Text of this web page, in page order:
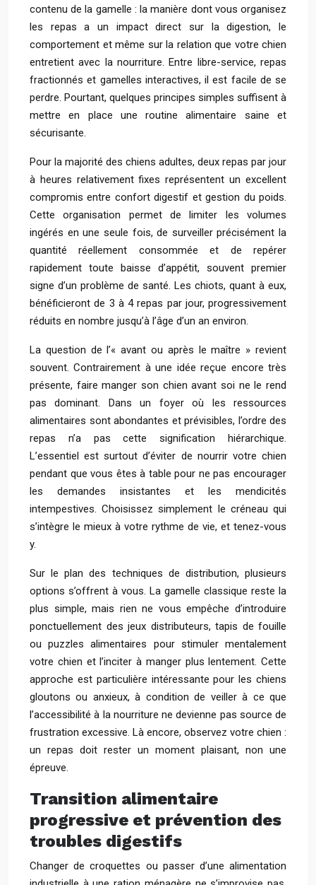
contenu de la gamelle : la manière dont vous organisez
les repas a un impact direct sur la digestion, le
comportement et même sur la relation que votre chien
entretient avec la nourriture. Entre libre-service, repas
fractionnés et gamelles interactives, il est facile de se
perdre. Pourtant, quelques principes simples suffisent à
mettre en place une routine alimentaire saine et
sécurisante.
Pour la majorité des chiens adultes, deux repas par jour
à heures relativement fixes représentent un excellent
compromis entre confort digestif et gestion du poids.
Cette organisation permet de limiter les volumes
ingérés en une seule fois, de surveiller précisément la
quantité réellement consommée et de repérer
rapidement toute baisse d’appétit, souvent premier
signe d’un problème de santé. Les chiots, quant à eux,
bénéficieront de 3 à 4 repas par jour, progressivement
réduits en nombre jusqu’à l’âge d’un an environ.
La question de l’« avant ou après le maître » revient
souvent. Contrairement à une idée reçue encore très
présente, faire manger son chien avant soi ne le rend
pas dominant. Dans un foyer où les ressources
alimentaires sont abondantes et prévisibles, l’ordre des
repas n’a pas cette signification hiérarchique.
L’essentiel est surtout d’éviter de nourrir votre chien
pendant que vous êtes à table pour ne pas encourager
les demandes insistantes et les mendicités
intempestives. Choisissez simplement le créneau qui
s’intègre le mieux à votre rythme de vie, et tenez-vous
y.
Sur le plan des techniques de distribution, plusieurs
options s’offrent à vous. La gamelle classique reste la
plus simple, mais rien ne vous empêche d’introduire
ponctuellement des jeux distributeurs, tapis de fouille
ou puzzles alimentaires pour stimuler mentalement
votre chien et l’inciter à manger plus lentement. Cette
approche est particulière intéressante pour les chiens
gloutons ou anxieux, à condition de veiller à ce que
l’accessibilité à la nourriture ne devienne pas source de
frustration excessive. Là encore, observez votre chien :
un repas doit rester un moment plaisant, non une
épreuve.
Transition alimentaire
progressive et prévention des
troubles digestifs
Changer de croquettes ou passer d’une alimentation